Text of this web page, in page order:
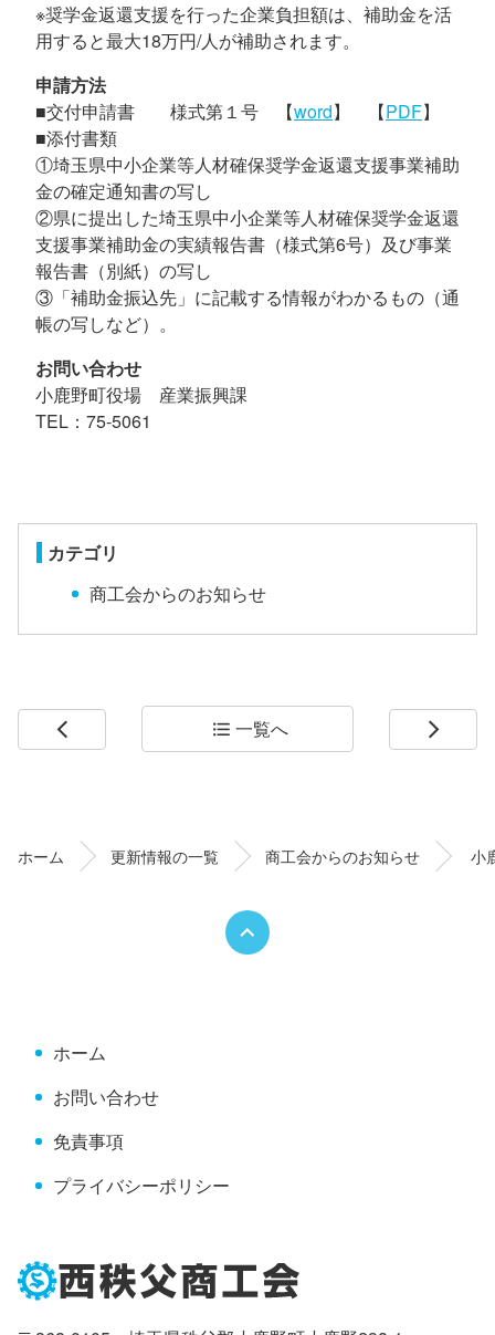
※奨学金返還支援を行った企業負担額は、補助金を活
用すると最大18万円/人が補助されます。
申請方法
■交付申請書 様式第１号 【word】 【PDF】
■添付書類
①埼玉県中小企業等人材確保奨学金返還支援事業補助
金の確定通知書の写し
②県に提出した埼玉県中小企業等人材確保奨学金返還
支援事業補助金の実績報告書（様式第6号）及び事業
報告書（別紙）の写し
③「補助金振込先」に記載する情報がわかるもの（通
帳の写しなど）。
お問い合わせ
小鹿野町役場 産業振興課
TEL：75-5061
カテゴリ
商工会からのお知らせ
arrow_back_ios format_list_bulleted 一覧へ arrow_forward_ios
ホーム 更新情報の一覧 商工会からのお知らせ 小
ホーム
お問い合わせ
免責事項
プライバシーポリシー